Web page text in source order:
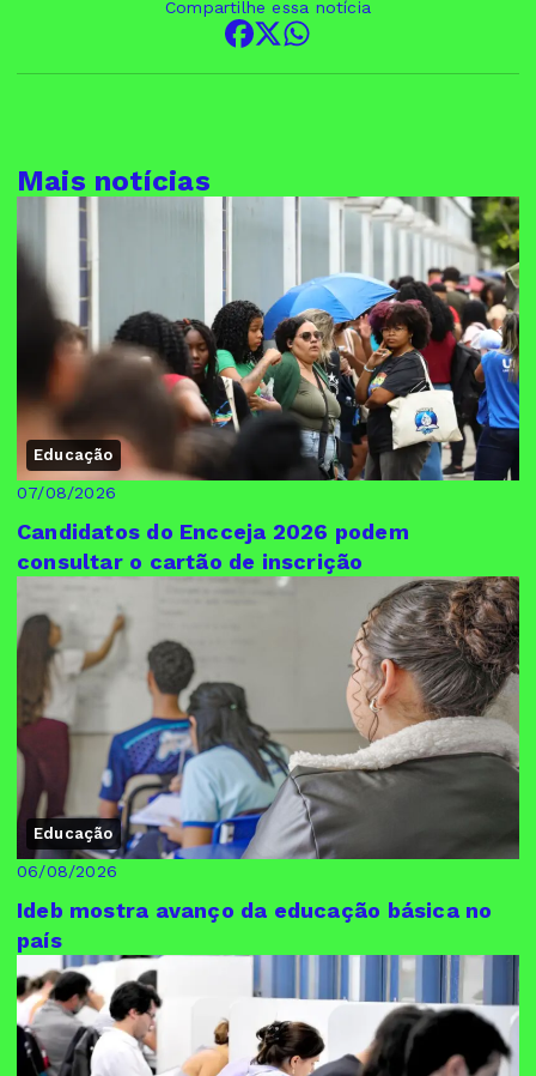
Compartilhe essa notícia
Mais notícias
Educação
07/08/2026
Candidatos do Encceja 2026 podem
consultar o cartão de inscrição
Educação
06/08/2026
Ideb mostra avanço da educação básica no
país